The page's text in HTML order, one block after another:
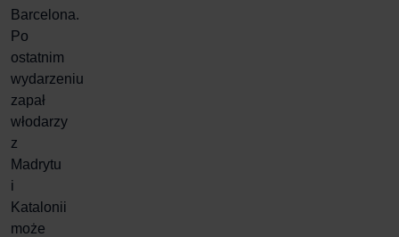
Barcelona.
Po
ostatnim
wydarzeniu
zapał
włodarzy
z
Madrytu
i
Katalonii
może